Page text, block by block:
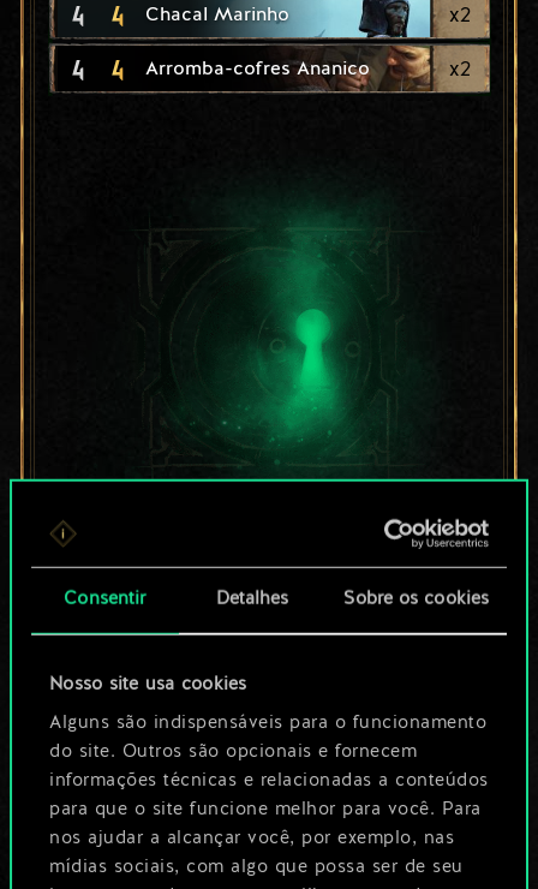
Consentir Detalhes Sobre os cookies
Nosso site usa cookies
Alguns são indispensáveis para o funcionamento
do site. Outros são opcionais e fornecem
informações técnicas e relacionadas a conteúdos
para que o site funcione melhor para você. Para
nos ajudar a alcançar você, por exemplo, nas
mídias sociais, com algo que possa ser de seu
4 4 Chacal Marinho x2
4 4 Arromba-cofres Ananico x2
Por enquanto, isto é
apenas um conjunto
de cartas
compartilhado.
No entanto, dá para
ser muito mais!